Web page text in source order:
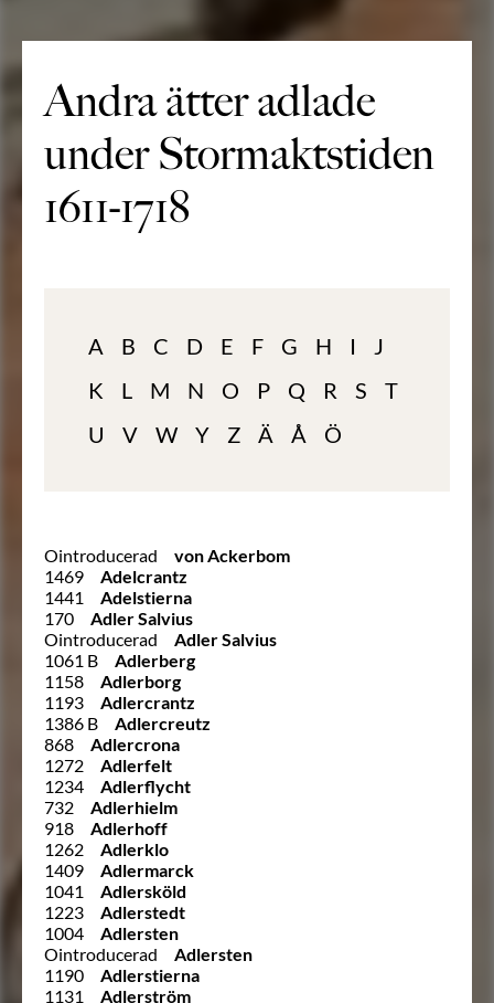
Andra ätter adlade
under Stormaktstiden
1611-1718
A B C D E F G H I
J
K
L M N O P Q R S
T
U
V W Y Z Ä Å Ö
Ointroducerad
von Ackerbom
1469
Adelcrantz
1441
Adelstierna
170
Adler Salvius
Ointroducerad
Adler Salvius
1061 B
Adlerberg
1158
Adlerborg
1193
Adlercrantz
1386 B
Adlercreutz
868
Adlercrona
1272
Adlerfelt
1234
Adlerflycht
732
Adlerhielm
918
Adlerhoff
1262
Adlerklo
1409
Adlermarck
1041
Adlersköld
1223
Adlerstedt
1004
Adlersten
Ointroducerad
Adlersten
1190
Adlerstierna
1131
Adlerström